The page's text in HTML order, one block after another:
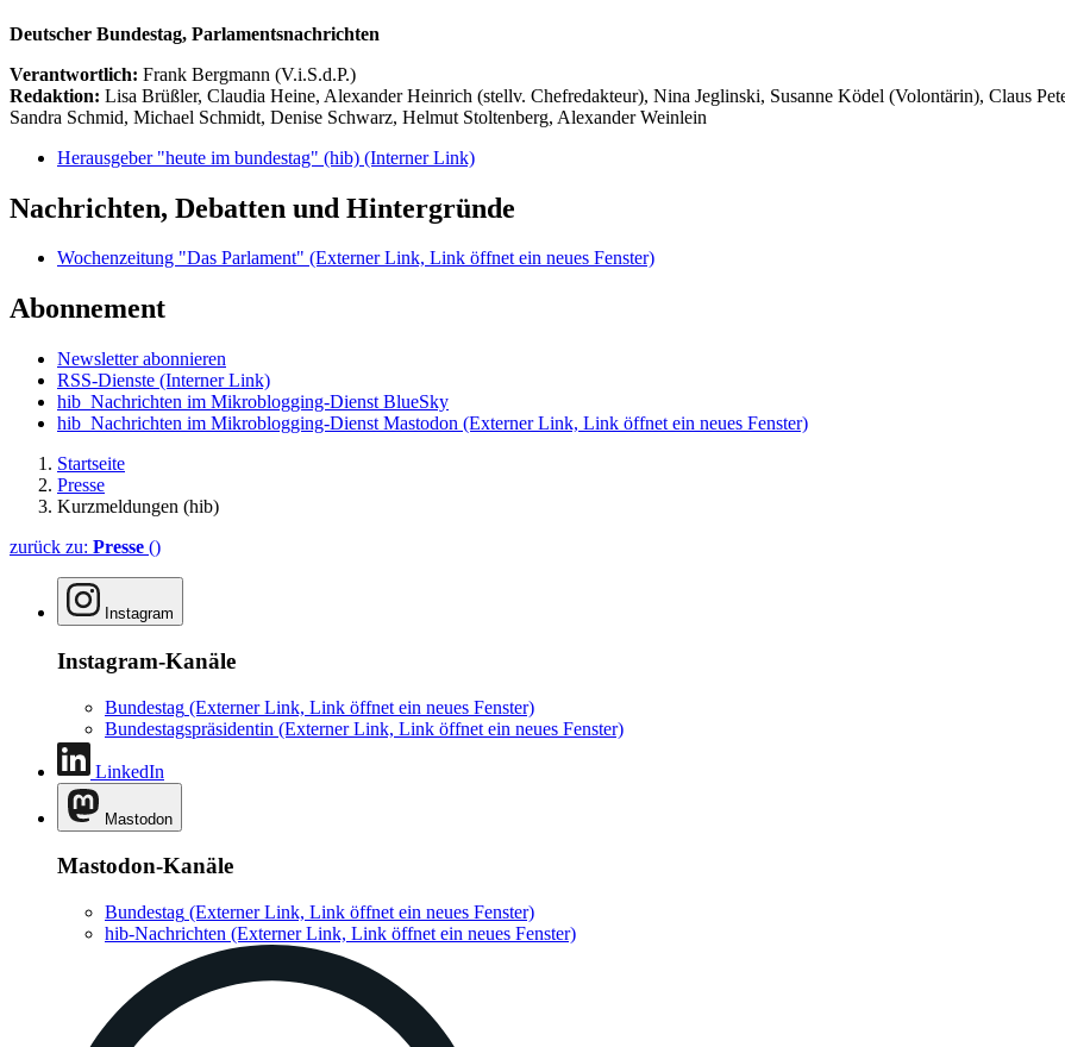
Deutscher Bundestag, Parlamentsnachrichten
Verantwortlich: Frank Bergmann (V.i.S.d.P.)
Redaktion: Lisa Brüßler, Claudia Heine, Alexander Heinrich (stellv. Chefredakteur), Nina Jeglinski, Susanne Ködel (Volontärin), Claus
Sandra Schmid, Michael Schmidt, Denise Schwarz, Helmut Stoltenberg, Alexander Weinlein
Herausgeber "heute im bundestag" (hib) (Interner Link)
Nachrichten, Debatten und Hintergründe
Wochenzeitung "Das Parlament" (Externer Link, Link öffnet ein neues Fenster)
Abonnement
Newsletter abonnieren
RSS-Dienste (Interner Link)
hib_Nachrichten im Mikroblogging-Dienst BlueSky
hib_Nachrichten im Mikroblogging-Dienst Mastodon (Externer Link, Link öffnet ein neues Fenster)
Startseite
Presse
Kurzmeldungen (hib)
zurück zu: Presse ()
Instagram
Instagram-Kanäle
Bundestag (Externer Link, Link öffnet ein neues Fenster)
Bundestagspräsidentin (Externer Link, Link öffnet ein neues Fenster)
LinkedIn
Mastodon
Mastodon-Kanäle
Bundestag (Externer Link, Link öffnet ein neues Fenster)
hib-Nachrichten (Externer Link, Link öffnet ein neues Fenster)